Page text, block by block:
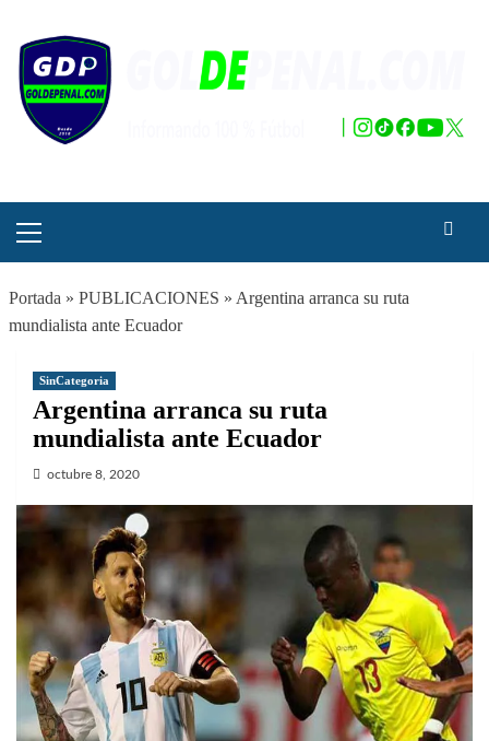
contenido
principal
Portada » PUBLICACIONES » Argentina arranca su ruta
mundialista ante Ecuador
SinCategoria
Argentina arranca su ruta
mundialista ante Ecuador
octubre 8, 2020